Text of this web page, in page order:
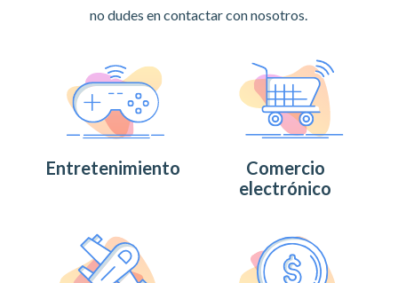
no dudes en contactar con nosotros.
Entretenimiento
Comercio
electrónico